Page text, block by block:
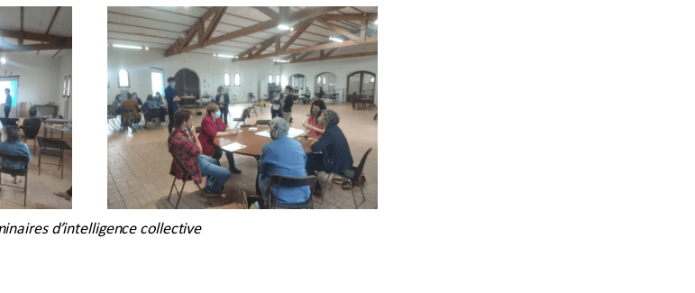
d’intelligence collective